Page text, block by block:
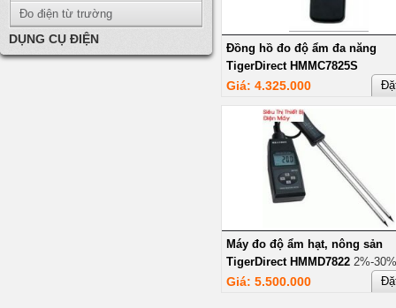
Đo điện từ trường
DỤNG CỤ ĐIỆN
Đồng hồ đo độ ẩm đa năng
TigerDirect HMMC7825S
Giá: 4.325.000
Máy đo độ ẩm hạt, nông sản
TigerDirect HMMD7822 2%-
Giá: 5.500.000